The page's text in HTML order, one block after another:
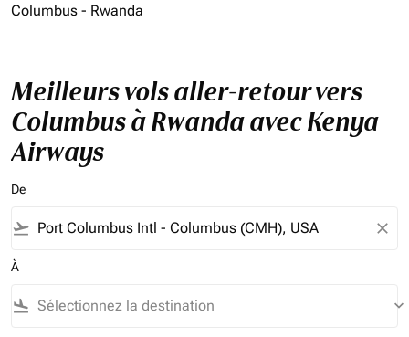
Columbus - Rwanda
Meilleurs vols aller-retour vers
Columbus à Rwanda avec Kenya
Airways
De
flight_takeoff close
À
flight_land keyboard_arrow_down